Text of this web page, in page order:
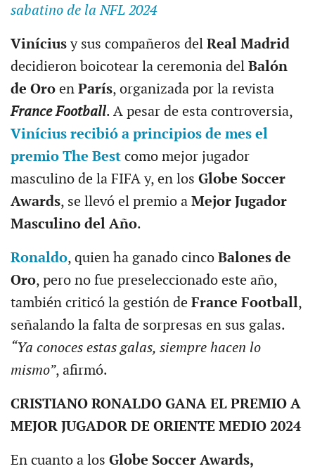
sabatino de la NFL 2024
Viníciusy sus compañeros del Real Madrid
decidieron boicotear la ceremonia del Balón
de Oroen París, organizada por la revista
France Football. A pesar de esta controversia,
Vinícius recibió a principios de mes el
premio The Bestcomo mejor jugador
masculino de la FIFA y, en los Globe Soccer
Awards, se llevó el premio a Mejor Jugador
Masculino del Año.
Ronaldo, quien ha ganado cinco Balones de
Oro, pero no fue preseleccionado este año,
también criticó la gestión de France Football,
señalando la falta de sorpresas en sus galas.
“Ya conoces estas galas, siempre hacen lo
mismo”, afirmó.
CRISTIANO RONALDO GANA EL PREMIO A
MEJOR JUGADOR DE ORIENTE MEDIO 2024
En cuanto a los Globe Soccer Awards,